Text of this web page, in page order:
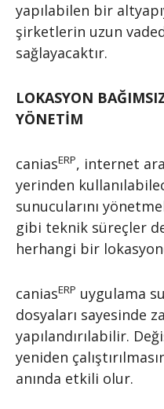
yapılabilen bir
şirketlerin uzun
sağlayacaktır.
LOKASYON
YÖNETİM
caniasERP, internet
yerinden
sunucularını
gibi teknik süreçler
herhangi bir
caniasERP uygulama
dosyaları sayesinde
yapılandırılabilir.
yeniden
anında etkili olur.